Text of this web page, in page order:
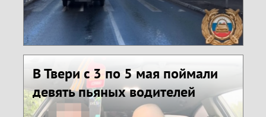
В Твери с 3 по 5 мая поймали
девять пьяных водителей